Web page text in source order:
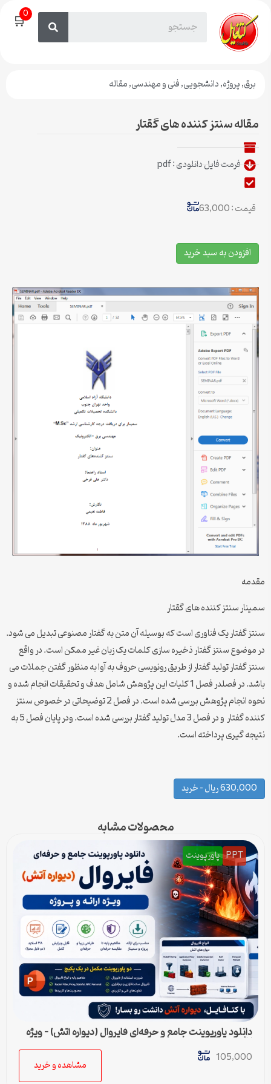
🛒0
برق,پروژه,دانشجویی,فنی و مهندسی,مقاله
مقاله سنتز کننده های گقتار
فرمت فایل دانلودی : pdf
قیمت : 63,000
افزودن به سبد خرید
مقدمه
سمینار سنتز کننده های گقتار
سنتز گفتار یک فناوری است که بوسیله آن متن به گفتار مصنوعی تبدیل می شود.
در موضوع سنتز گفتار ذخیره سازی کلمات یک زبان غیر ممکن است. در واقع
سنتز گفتار تولید گفتار از طریق رونویسی حروف به آوا به منظور گفتن جملات می
باشد. در فصلدر فصل 1 کلیات این پژوهش شامل هدف و تحقیقات انجام شده و
نحوه انجام پژوهش بررسی شده است. در فصل 2 توضیحاتی در خصوص سنتز
کننده گفتار و در فصل 3 مدل تولید گفتار بررسی شده است. ودر پایان فصل 5 به
نتیجه گیری پرداخته است.
630,000 ریال – خرید
محصولات مشابه
PPT پاورپوینت
دانلود پاورپوینت جامع و حرفه‌ای فایروال (دیواره آتش) – ویژه
ارائه و پروژه
105,000
مشاهده و خرید